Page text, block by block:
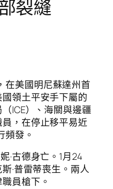
裂縫
在美國明尼蘇達州首
領土平安手下屬的
ICE）、海關與邊疆
，在停止移平易近
頻發。
·古德身亡。1月24
·普雷蒂喪生。兩人
員槍下。